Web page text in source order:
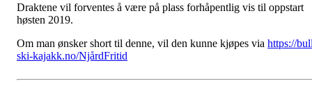
Draktene vil forventes å være på plass forhåpentlig vis til oppstart
høsten 2019.
Om man ønsker short til denne, vil den kunne kjøpes via https://
ski-kajakk.no/NjårdFritid